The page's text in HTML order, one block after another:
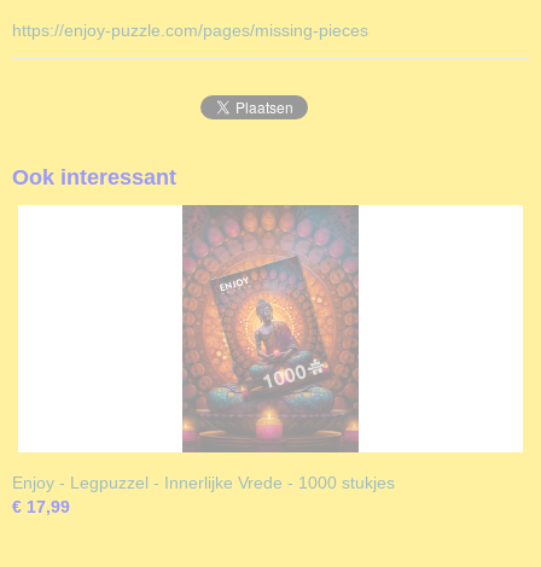
https://enjoy-puzzle.com/pages/missing-pieces
Ook interessant
Enjoy - Legpuzzel - Innerlijke Vrede - 1000 stukjes
€ 17,99